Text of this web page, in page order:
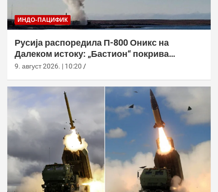
ИНДО-ПАЦИФИК
Русија распоредила П-800 Оникс на
Далеком истоку: „Бастион“ покрива
Куриле, Камчатку и Чукотку
9. август 2026. | 10:20